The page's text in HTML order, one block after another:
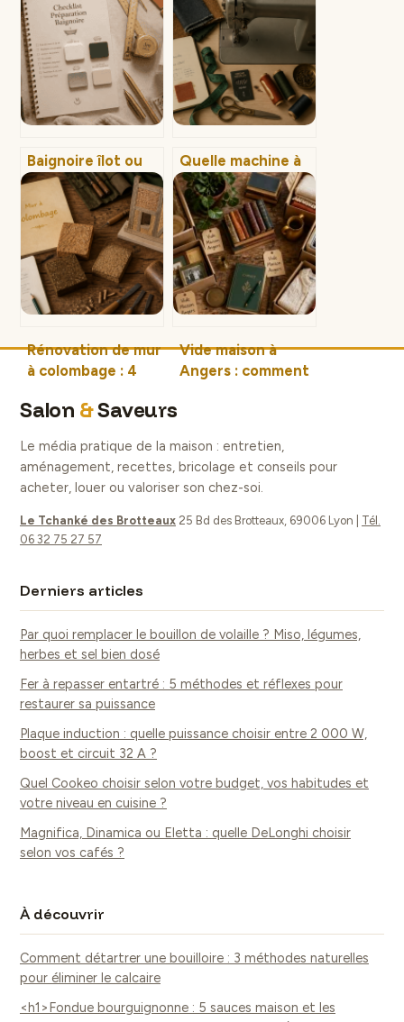
Baignoire îlot ou
encastrée : quel
modèle choisir
pour allier confort
et contraintes
techniques ?
Quelle machine à
coudre pour tissus
épais ? 5 critères
pour choisir sans
se tromper
Rénovation de mur
à colombage : 4
structurelles à
préserver votre
maison
Vide maison à
Angers : comment
rémunérée ?
Salon &Saveurs
Le média pratique de la maison : entretien,
aménagement, recettes, bricolage et conseils pour
acheter, louer ou valoriser son chez-soi.
Le Tchanké des Brotteaux 25 Bd des Brotteaux, 69006 Lyon
Tél.
06 32 75 27 57
Derniers articles
Par quoi remplacer le bouillon de volaille ? Miso, légumes,
herbes et sel bien dosé
Fer à repasser entartré : 5 méthodes et réflexes pour
restaurer sa puissance
Plaque induction : quelle puissance choisir entre 2 000 W,
boost et circuit 32 A ?
Quel Cookeo choisir selon votre budget, vos habitudes et
votre niveau en cuisine ?
Magnifica, Dinamica ou Eletta : quelle DeLonghi choisir
selon vos cafés ?
À découvrir
Comment détartrer une bouilloire : 3 méthodes naturelles
pour éliminer le calcaire
<h1>Fondue bourguignonne : 5 sauces maison et les